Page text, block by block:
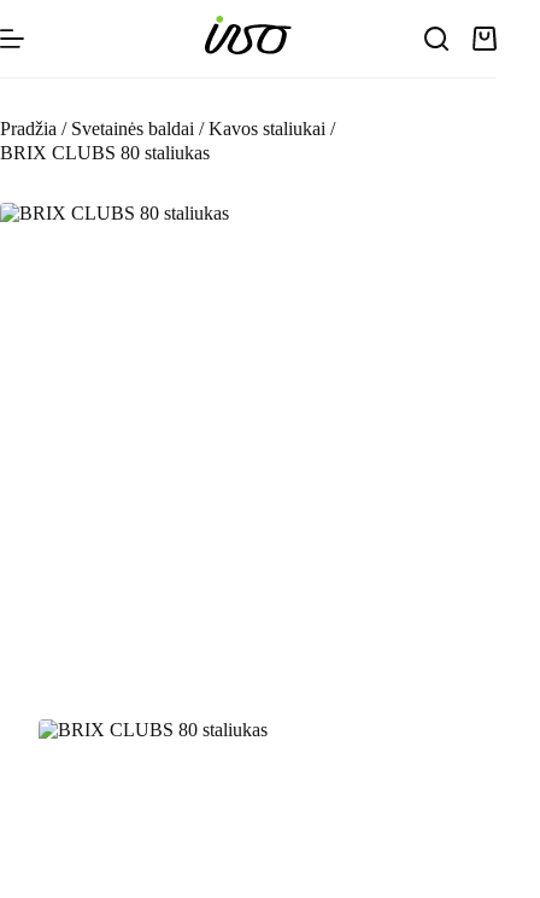
to
content
Pradžia / Svetainės baldai / Kavos staliukai /
BRIX CLUBS 80 staliukas